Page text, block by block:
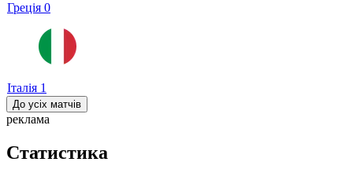
Греція 0
Італія 1
До усіх матчів
реклама
Статистика